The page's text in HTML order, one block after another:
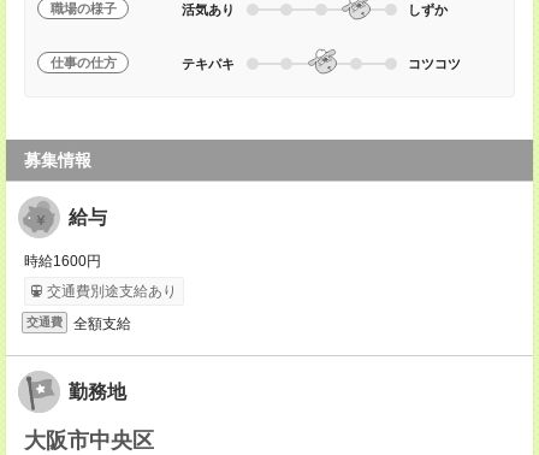
職場の様子 活気あり しずか
仕事の仕方 テキパキ コツコツ
募集情報
給与
時給1600円
交通費別途支給あり
交通費 全額支給
勤務地
大阪市中央区